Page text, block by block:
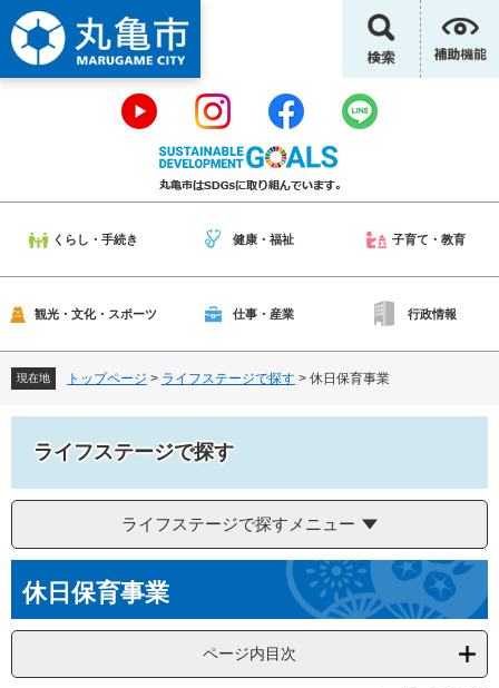
ー
ジ
の
。
ニ
ュ
ー
て
くらし・手続き 健康・福祉 子育て・教育
観光・文化・スポーツ 仕事・産業 行政情報
現在地 トップページ > ライフステージで探す > 休日保育事業
ライフステージで探す
ライフステージで探すメニュー
文休日保育事業
ページ内目次